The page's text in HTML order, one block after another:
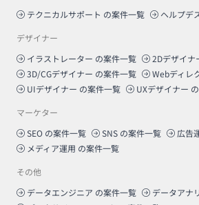
テクニカルサポート の案件一覧 ヘルプデ
デザイナー
イラストレーター の案件一覧 2Dデザイナ
3D/CGデザイナー の案件一覧 Webディレ
UIデザイナー の案件一覧 UXデザイナー
マーケター
SEO の案件一覧 SNS の案件一覧 広告
メディア運用 の案件一覧
その他
データエンジニア の案件一覧 データアナ